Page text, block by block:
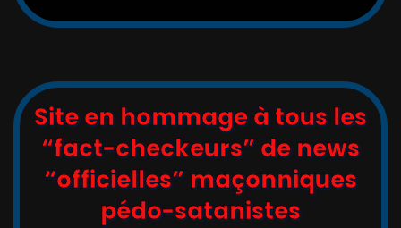
Site en hommage à tous les
“fact-checkeurs” de news
“officielles” maçonniques
pédo-satanistes